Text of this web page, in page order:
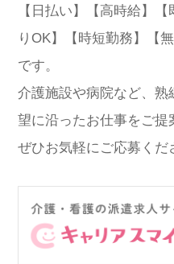
【日払い】【高時給】
りOK】【時短勤務】【
です。
介護施設や病院など、
望に沿ったお仕事をご提
ぜひお気軽にご応募くだ